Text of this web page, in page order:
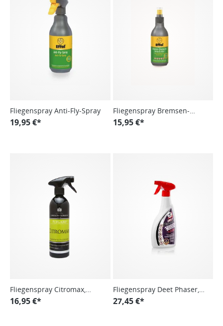
Fliegenspray Anti-Fly-Spray
19,95 €*
Fliegenspray Bremsen-
Blocker + Horse & Rider,
15,95 €*
Fliegenspray Citromax,
Bremsenspray
16,95 €*
Fliegenspray Deet Phaser,
Insektenschutzspray
27,45 €*